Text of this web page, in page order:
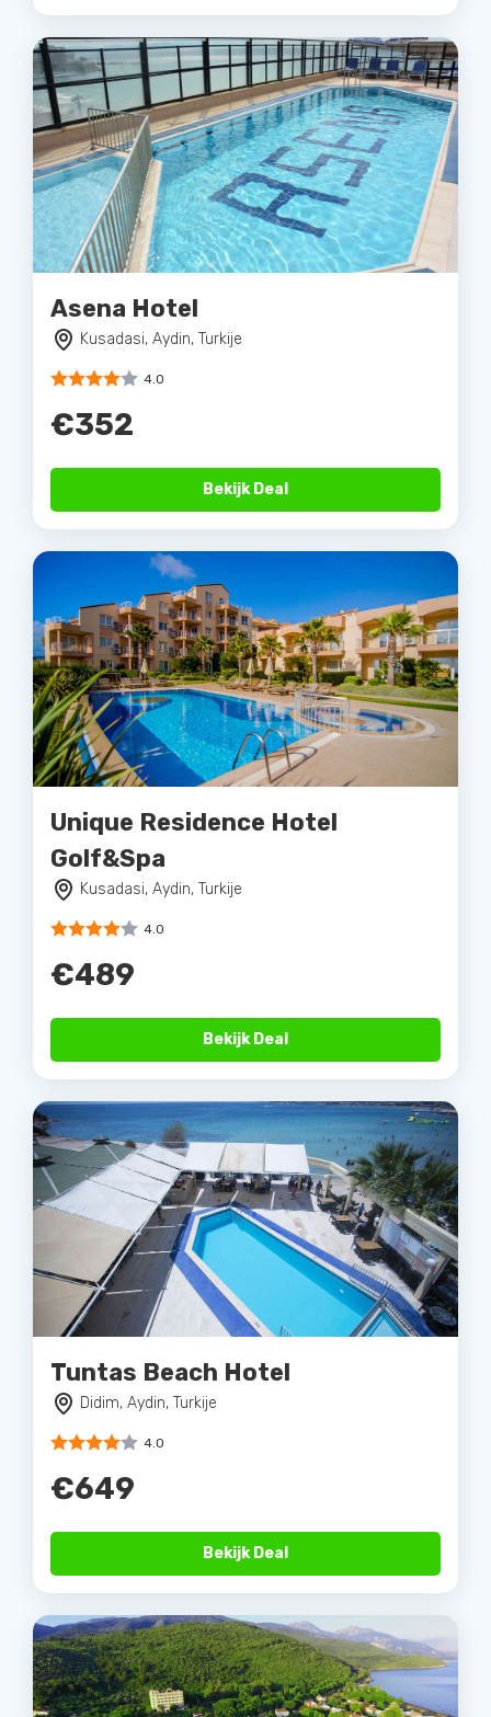
Asena Hotel
Kusadasi, Aydin, Turkije
4.0
€352
Bekijk Deal
Unique Residence Hotel
Golf&Spa
Kusadasi, Aydin, Turkije
4.0
€489
Bekijk Deal
Tuntas Beach Hotel
Didim, Aydin, Turkije
4.0
€649
Bekijk Deal